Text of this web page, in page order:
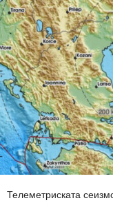
Телеметриската